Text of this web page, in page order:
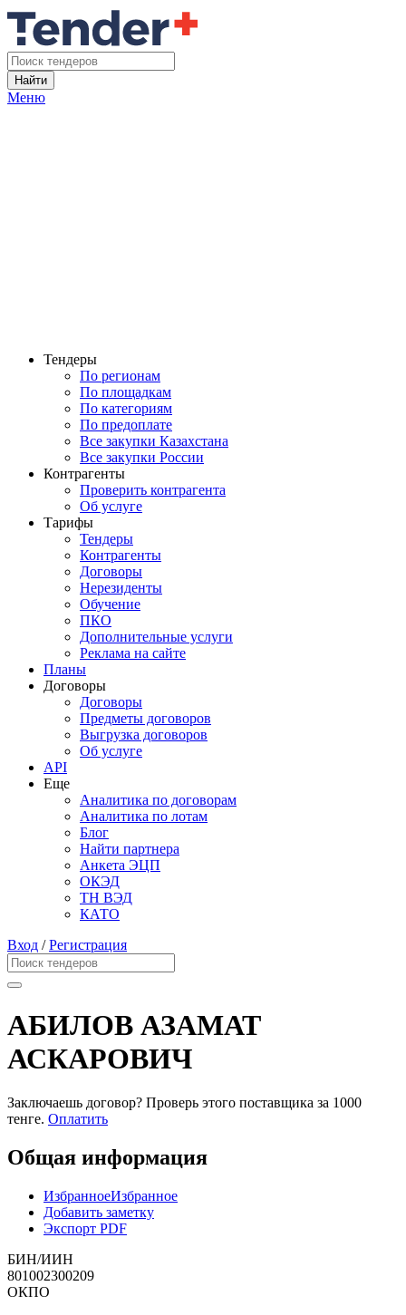
Найти
Меню
Тендеры
По регионам
По площадкам
По категориям
По предоплате
Все закупки Казахстана
Все закупки России
Контрагенты
Проверить контрагента
Об услуге
Тарифы
Тендеры
Контрагенты
Договоры
Нерезиденты
Обучение
ПКО
Дополнительные услуги
Реклама на сайте
Планы
Договоры
Договоры
Предметы договоров
Выгрузка договоров
Об услуге
API
Еще
Аналитика по договорам
Аналитика по лотам
Блог
Найти партнера
Анкета ЭЦП
ОКЭД
ТН ВЭД
КАТО
Вход /Регистрация
АБИЛОВ АЗАМАТ
АСКАРОВИЧ
Заключаешь договор? Проверь этого поставщика за 1000
тенге. Оплатить
Общая информация
ИзбранноеИзбранное
Добавить заметку
Экспорт PDF
БИН/ИИН
801002300209
ОКПО